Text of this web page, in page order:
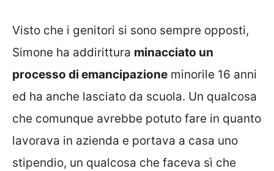
Visto che i genitori si sono sempre opposti,
Simone ha addirittura minacciato un
processo di emancipazione minorile 16 anni
ed ha anche lasciato da scuola. Un qualcosa
che comunque avrebbe potuto fare in quanto
lavorava in azienda e portava a casa uno
stipendio, un qualcosa che faceva sì che